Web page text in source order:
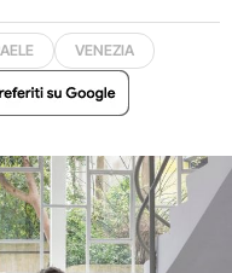
VENEZIA